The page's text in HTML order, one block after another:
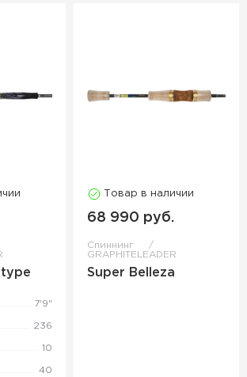
7'9"
236
10
40
Товар в наличии
68 990 руб.
Спиннинг
GRAPHITELEADER
Super Belleza